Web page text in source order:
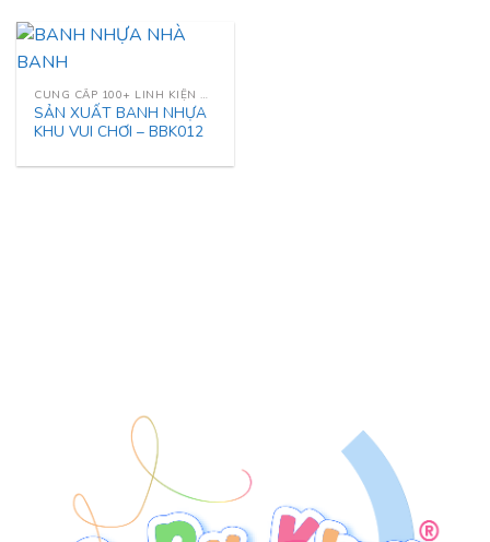
CUNG CẤP 100+ LINH KIỆN NHÀ LIÊN HOÀN
SẢN XUẤT BANH NHỰA
KHU VUI CHƠI – BBK012